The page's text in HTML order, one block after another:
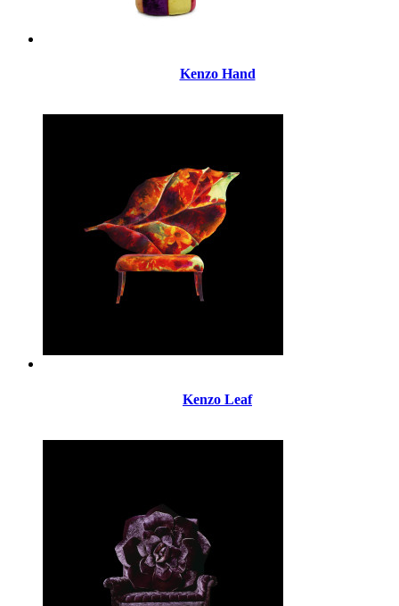
Kenzo Hand
Kenzo Leaf